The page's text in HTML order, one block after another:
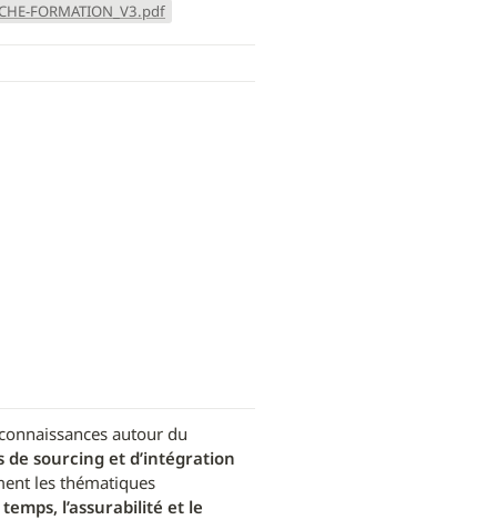
FORMATION_V3.pdf
de sourcing et d’intégration
les thématiques
l’assurabilité et le